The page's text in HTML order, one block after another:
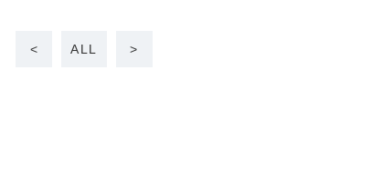
< ALL >